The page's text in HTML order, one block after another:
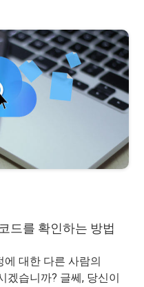
드를 확인하는 방법
대한 다른 사람의
습니까? 글쎄, 당신이